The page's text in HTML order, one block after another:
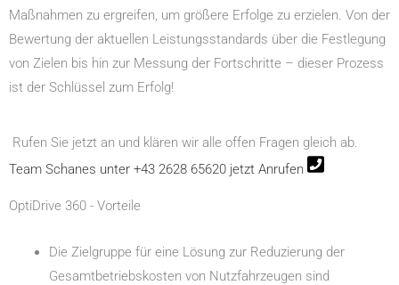
Maßnahmen zu ergreifen, um größere Erfolge zu erzielen. Von der
Bewertung der aktuellen Leistungsstandards über die Festlegung
von Zielen bis hin zur Messung der Fortschritte – dieser Prozess
ist der Schlüssel zum Erfolg!
Rufen Sie jetzt an und klären wir alle offen Fragen gleich ab.
Team Schanes unter +43 2628 65620 jetzt Anrufen
OptiDrive 360 - Vorteile
Die Zielgruppe für eine Lösung zur Reduzierung der
Gesamtbetriebskosten von Nutzfahrzeugen sind